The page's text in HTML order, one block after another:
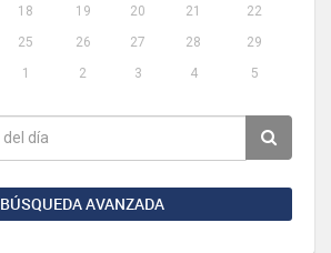
18 19 20 21
22
25 26 27 28
29
1 2 3 4 5
BÚSQUEDA AVANZADA